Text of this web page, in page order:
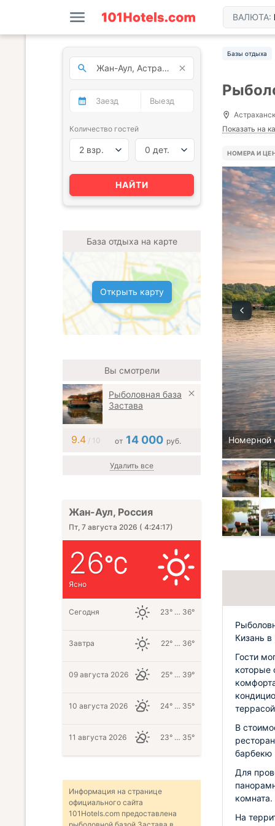
ВАЛЮТА:
Базы отдыха
Показать на
НОМЕРА И
Номерной
Кизань
Гости
которые
В
барбекю
Для
комната.
На
Количество гостей
2 взр. 0 дет.
НАЙТИ
База отдыха на карте
Открыть карту
Вы смотрели
Рыболовная база
Застава
9.4/ 10 от 14 000 руб.
Удалить все
Жан-Аул, Россия
Пт, 7 августа 2026 ( 4:24:18)
26
Ясно
Сегодня 23° … 36°
Завтра 22° … 36°
09 августа 2026 25° … 39°
10 августа 2026 24° … 35°
11 августа 2026 23° … 35°
Информация на странице
официального сайта
101Hotels.com предоставлена